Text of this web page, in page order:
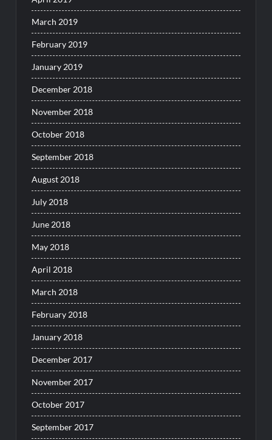
March 2019
February 2019
January 2019
December 2018
November 2018
October 2018
September 2018
August 2018
July 2018
June 2018
May 2018
April 2018
March 2018
February 2018
January 2018
December 2017
November 2017
October 2017
September 2017